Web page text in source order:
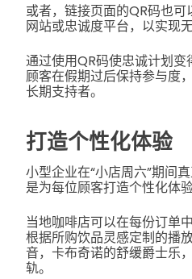
或者，链接页面的QR码也
网站或忠诚度平台，以实现
通过使用QR码使忠诚计划
顾客在假期过后保持参与度
长期支持者。
打造个性化体验
小型企业在“小店周六”期间
是为每位顾客打造个性化体验
当地咖啡店可以在每份订单
根据所购饮品灵感定制的播
音，卡布奇诺的舒缓爵士乐
轨。